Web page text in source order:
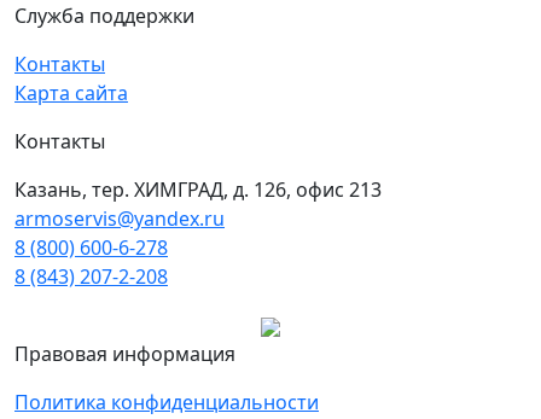
Служба поддержки
Контакты
Карта сайта
Контакты
Казань, тер. ХИМГРАД, д. 126, офис 213
armoservis@yandex.ru
8 (800) 600-6-278
8 (843) 207-2-208
Правовая информация
Политика конфиденциальности